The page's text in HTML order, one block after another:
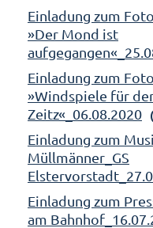
Einladung zum
»Der Mond ist
Einladung zum
»Windspiele für
Zeitz«_06.08.2020
Einladung zum
Müllmänner_GS
Einladung zum
am